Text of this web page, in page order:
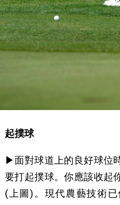
起撲球
▶面對球道上的良好球位
要打起撲球。你應該收起
(上圖)。現代農藝技術